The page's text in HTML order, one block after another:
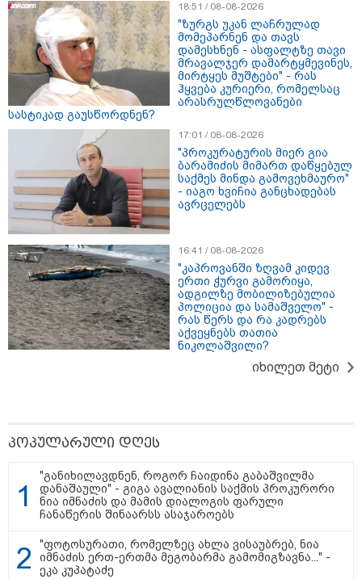
17:13 / 08-08-2026
"დასავლეთმა საქართველო ჩვენ წინააღმდეგ
გეოპოლიტიკური ბრძოლის უგუნურ იარაღად
გამოიყენა" - დიმიტრი მედვედევი
13:36 / 09-08-2026
24 წლის ფეხბურთელს თამაშის
დროს ელვამ დაარტყა,
დაშავდა 12 ადამიანი -
ვრცელდება ტრაგიკული
მომენტის ამსახველი კადრები
ტაილანდიდან
16:41 / 08-08-2026
"კაპროვანში ზღვამ კიდევ ერთი
ჭურვი გამორიყა, ადგილზე
მობილიზებულია პოლიცია და
სამაშველო" - რას წერს და რა
კადრებს აქვეყნებს თათია
ნიკოლაშვილი?
20%-ის ოკუპაცია და
ღალატი ვერანაირად ვერ
გადაფარავს ამ დანაშაულს" -
ირაკლი კობახიძე
13:16 / 08-08-2026
"ძალიან ბევრ ინფორმაციას
ვიღებთ ხალხისგან" - რას წერს
ადვოკატი ტარიელ კაკაბაძე
18:51 / 08-08-2026
"ზურგს უკან ლაჩრულად
მომეპარნენ და თავს
დამესხნენ - ასფალტზე თავი
მრავალჯერ დამარტყმევინეს,
მირტყეს მუშტები" - რას
ჰყვება კურიერი, რომელსაც
არასრულწლოვანები
სასტიკად გაუსწორდნენ?
17:01 / 08-08-2026
"პროკურატურის მიერ გია
ბარამიძის მიმართ დაწყებულ
საქმეს მინდა გამოვეხმაურო"
- იაგო ხვიჩია განცხადებას
ავრცელებს
16:41 / 08-08-2026
"კაპროვანში ზღვამ კიდევ
ერთი ჭურვი გამორიყა,
ადგილზე მობილიზებულია
პოლიცია და სამაშველო" -
რას წერს და რა კადრებს
აქვეყნებს თათია
ნიკოლაშვილი?
იხილეთ მეტი
პოპულარული დღეს
"განიხილავდნენ, როგორ ჩაიდინა გაბაშვილმა
დანაშაული" - გიგა ავალიანის საქმის პროკურორი
ნია იმნაძის და მამის დიალოგის ფარული
ჩანაწერის შინაარსს ასაჯაროებს
"ფოტოსურათი, რომელზეც ახლა ვისაუბრებ, ნია
იმნაძის ერთ-ერთმა მეგობარმა გამომიგზავნა..." -
ეკა კუპატაძე